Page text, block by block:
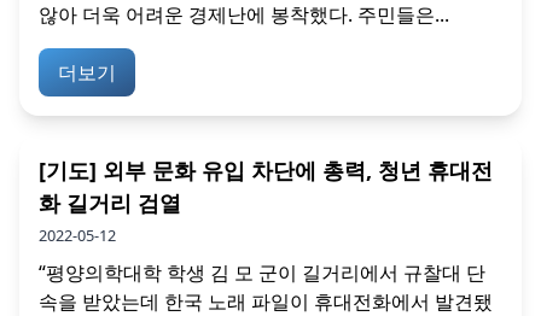
않아 더욱 어려운 경제난에 봉착했다. 주민들은...
더보기
[기도] 외부 문화 유입 차단에 총력, 청년 휴대전
화 길거리 검열
2022-05-12
“평양의학대학 학생 김 모 군이 길거리에서 규찰대 단
속을 받았는데 한국 노래 파일이 휴대전화에서 발견됐